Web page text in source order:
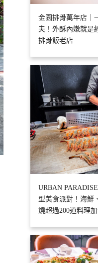
金園排骨萬年店｜
夫！外酥內嫩就是
排骨飯老店
URBAN
型美食派對！海鮮
燒超過200道料理